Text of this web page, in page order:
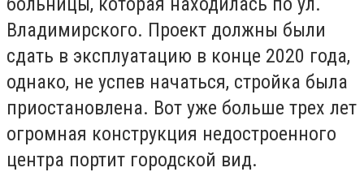
Владимирского. Проект должны были
сдать в эксплуатацию в конце 2020 года,
однако, не успев начаться, стройка была
приостановлена. Вот уже больше трех лет
огромная конструкция недостроенного
центра портит городской вид.